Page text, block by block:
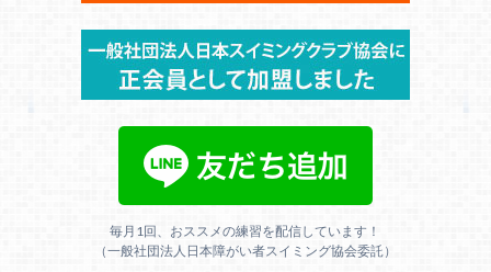
毎月1回、おススメの練習を配信しています！
（一般社団法人日本障がい者スイミング協会委託）